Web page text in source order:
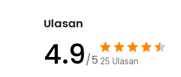
1 x Baterai CR2032
1 x Panduan Penggunaan
Ulasan
4.9/5 25 Ulasan